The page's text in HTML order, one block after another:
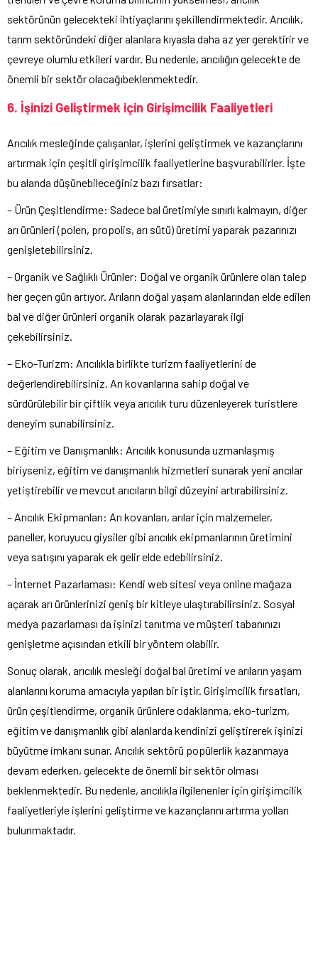
sektörünün gelecekteki ihtiyaçlarını şekillendirmektedir. Arıcılık,
tarım sektöründeki diğer alanlara kıyasla daha az yer gerektirir ve
çevreye olumlu etkileri vardır. Bu nedenle, arıcılığın gelecekte de
önemli bir sektör olacağıbeklenmektedir.
6. İşinizi Geliştirmek için Girişimcilik Faaliyetleri
Arıcılık mesleğinde çalışanlar, işlerini geliştirmek ve kazançlarını
artırmak için çeşitli girişimcilik faaliyetlerine başvurabilirler. İşte
bu alanda düşünebileceğiniz bazı fırsatlar:
– Ürün Çeşitlendirme: Sadece bal üretimiyle sınırlı kalmayın, diğer
arı ürünleri (polen, propolis, arı sütü) üretimi yaparak pazarınızı
genişletebilirsiniz.
– Organik ve Sağlıklı Ürünler: Doğal ve organik ürünlere olan talep
her geçen gün artıyor. Arıların doğal yaşam alanlarından elde edilen
bal ve diğer ürünleri organik olarak pazarlayarak ilgi
çekebilirsiniz.
– Eko-Turizm: Arıcılıkla birlikte turizm faaliyetlerini de
değerlendirebilirsiniz. Arı kovanlarına sahip doğal ve
sürdürülebilir bir çiftlik veya arıcılık turu düzenleyerek turistlere
deneyim sunabilirsiniz.
– Eğitim ve Danışmanlık: Arıcılık konusunda uzmanlaşmış
biriyseniz, eğitim ve danışmanlık hizmetleri sunarak yeni arıcılar
yetiştirebilir ve mevcut arıcıların bilgi düzeyini artırabilirsiniz.
– Arıcılık Ekipmanları: Arı kovanları, arılar için malzemeler,
paneller, koruyucu giysiler gibi arıcılık ekipmanlarının üretimini
veya satışını yaparak ek gelir elde edebilirsiniz.
– İnternet Pazarlaması: Kendi web sitesi veya online mağaza
açarak arı ürünlerinizi geniş bir kitleye ulaştırabilirsiniz. Sosyal
medya pazarlaması da işinizi tanıtma ve müşteri tabanınızı
genişletme açısından etkili bir yöntem olabilir.
Sonuç olarak, arıcılık mesleği doğal bal üretimi ve arıların yaşam
alanlarını koruma amacıyla yapılan bir iştir. Girişimcilik fırsatları,
ürün çeşitlendirme, organik ürünlere odaklanma, eko-turizm,
eğitim ve danışmanlık gibi alanlarda kendinizi geliştirerek işinizi
büyütme imkanı sunar. Arıcılık sektörü popülerlik kazanmaya
devam ederken, gelecekte de önemli bir sektör olması
beklenmektedir. Bu nedenle, arıcılıkla ilgilenenler için girişimcilik
faaliyetleriyle işlerini geliştirme ve kazançlarını artırma yolları
bulunmaktadır.